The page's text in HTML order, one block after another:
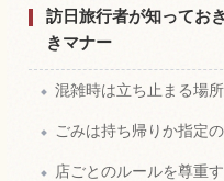
訪日旅行者が知ってお
きマナー
混雑時は立ち止まる場
ごみは持ち帰りか指定
店ごとのルールを尊重